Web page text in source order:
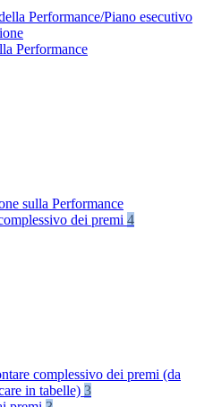
Performance/Piano esecutivo
Performance
sulla Performance
dei premi 4
complessivo dei premi (da
in tabelle) 3